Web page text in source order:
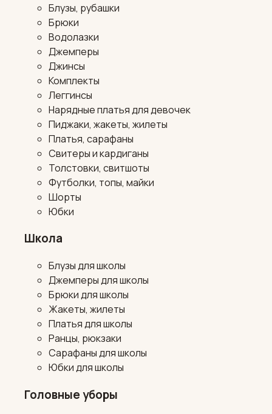
Блузы, рубашки
Брюки
Водолазки
Джемперы
Джинсы
Комплекты
Леггинсы
Нарядные платья для девочек
Пиджаки, жакеты, жилеты
Платья, сарафаны
Свитеры и кардиганы
Толстовки, свитшоты
Футболки, топы, майки
Шорты
Юбки
Школа
Блузы для школы
Джемперы для школы
Брюки для школы
Жакеты, жилеты
Платья для школы
Ранцы, рюкзаки
Сарафаны для школы
Юбки для школы
Головные уборы